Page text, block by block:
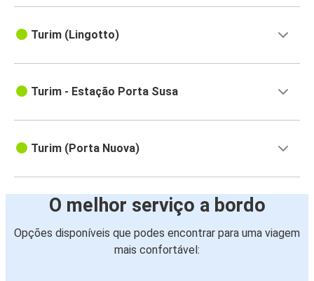
Turim (Lingotto)
Turim - Estação Porta Susa
Turim (Porta Nuova)
O melhor serviço a bordo
Opções disponíveis que podes encontrar para uma viagem
mais confortável: